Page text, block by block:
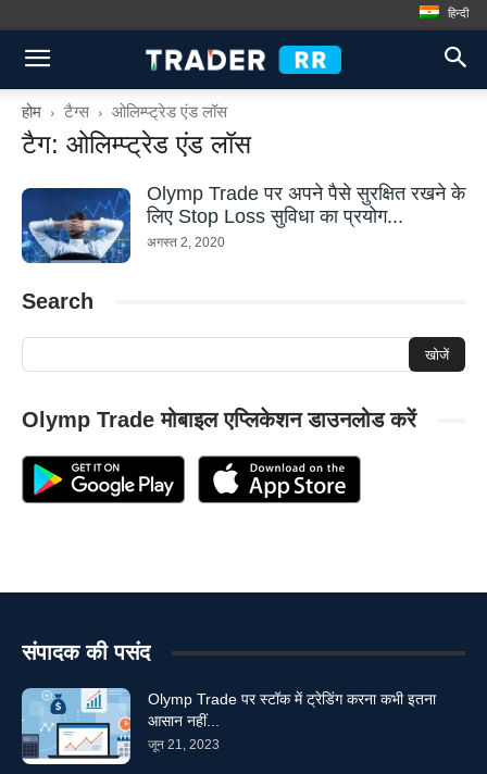
हिन्दी
होम टैग्स ओलिम्प्ट्रेड एंड लॉस
टैग: ओलिम्प्ट्रेड एंड लॉस
Olymp Trade पर अपने पैसे सुरक्षित रखने के
लिए Stop Loss सुविधा का प्रयोग...
अगस्त 2, 2020
Search
Olymp Trade मोबाइल एप्लिकेशन डाउनलोड करें
संपादक की पसंद
Olymp Trade पर स्टॉक में ट्रेडिंग करना कभी इतना
आसान नहीं...
जून 21, 2023